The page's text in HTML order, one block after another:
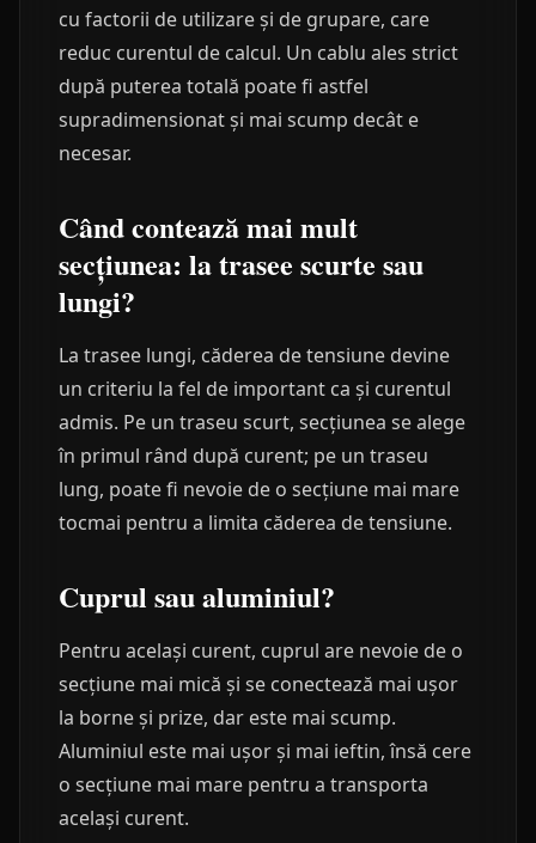
cu factorii de utilizare și de grupare, care
reduc curentul de calcul. Un cablu ales strict
după puterea totală poate fi astfel
supradimensionat și mai scump decât e
necesar.
Când contează mai mult
secțiunea: la trasee scurte sau
lungi?
La trasee lungi, căderea de tensiune devine
un criteriu la fel de important ca și curentul
admis. Pe un traseu scurt, secțiunea se alege
în primul rând după curent; pe un traseu
lung, poate fi nevoie de o secțiune mai mare
tocmai pentru a limita căderea de tensiune.
Cuprul sau aluminiul?
Pentru același curent, cuprul are nevoie de o
secțiune mai mică și se conectează mai ușor
la borne și prize, dar este mai scump.
Aluminiul este mai ușor și mai ieftin, însă cere
o secțiune mai mare pentru a transporta
același curent.